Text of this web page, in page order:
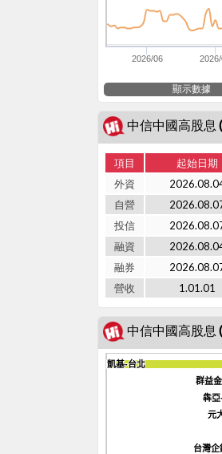
2026/06
顯示數據
中信中國高股息
項目 起始日期
外資
自營
投信
融資
融券
營收
1.01.01
凱基-台北
凱基-台北
群益
群益
犇
犇
元
元
台灣
台灣